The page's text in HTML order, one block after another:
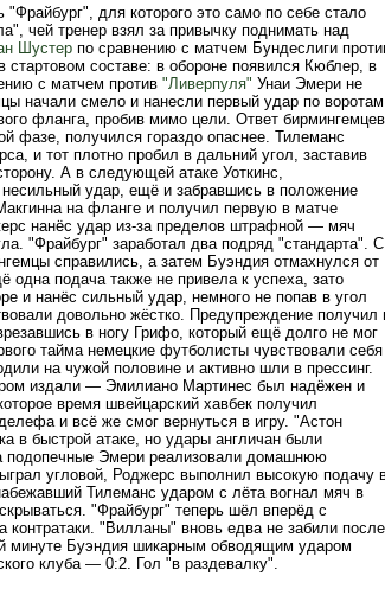
для которого это само по себе стало
чей тренер взял за привычку поднимать над
Шустерпо сравнению с матчем Бундеслиги
составе: в обороне появился Кюблер, в
с матчем против "Ливерпуля" Унаи Эмери не
начали смело и нанесли первый удар по воротам
фланга, пробив мимо цели. Ответ
фазе, получился гораздо опаснее. Тилеманс
и тот плотно пробил в дальний угол, заставив
А в следующей атаке Уоткинс,
удар, ещё и забравшись в положение
на фланге и получил первую в матче
нанёс удар из-за пределов штрафной — мяч
"Фрайбург" заработал два подряд "стандарта". С
справились, а затем Буэндия отмахнулся от
одна подача также не привела к успеха, зато
и нанёс сильный удар, немного не попав в угол
довольно жёстко. Предупреждение получил
в ногу Грифо, который ещё долго не мог
тайма немецкие футболисты чувствовали себя
на чужой половине и активно шли в прессинг.
издали — Эмилиано Мартинес был надёжен и
время швейцарский хавбек получил
и всё же смог вернуться в игру. "Астон
в быстрой атаке, но удары англичан были
подопечные Эмери реализовали домашнюю
угловой, Роджерс выполнил высокую подачу
Тилеманс ударом с лёта вогнал мяч в
"Фрайбург" теперь шёл вперёд с
контратаки. "Вилланы" вновь едва не забили после
минуте Буэндия шикарным обводящим ударом
клуба — 0:2. Гол "в раздевалку".